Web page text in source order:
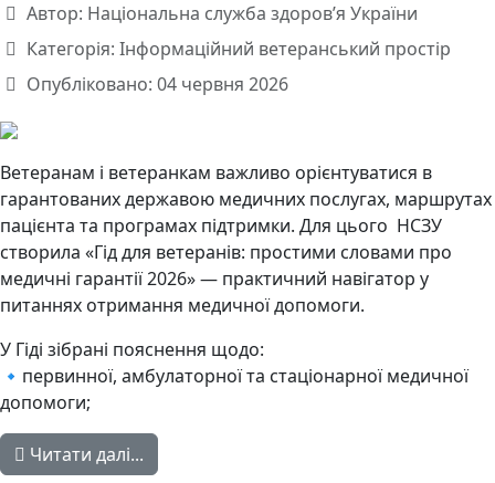
Автор: Національна служба здоров’я України
Категорія: Інформаційний ветеранський простір
Опубліковано: 04 червня 2026
Ветеранам і ветеранкам важливо орієнтуватися в
гарантованих державою медичних послугах, маршрутах
пацієнта та програмах підтримки. Для цього НСЗУ
створила «Гід для ветеранів: простими словами про
медичні гарантії 2026» — практичний навігатор у
питаннях отримання медичної допомоги.
У Гіді зібрані пояснення щодо:
🔹первинної, амбулаторної та стаціонарної медичної
допомоги;
Читати далі...